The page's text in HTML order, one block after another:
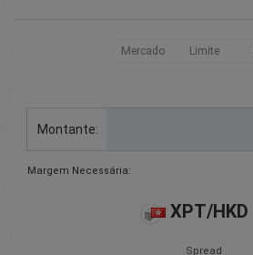
Mercado Limite
Montante:
Margem Necessária:
XPT/HKD
Spread